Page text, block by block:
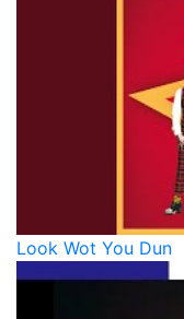
Look Wot You Dun